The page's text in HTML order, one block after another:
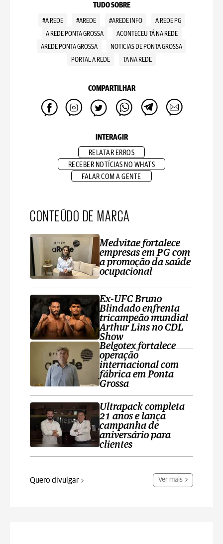
TUDO SOBRE
#A REDE #AREDE #AREDE INFO
A REDE PG
A REDE PONTA GROSSA
ACONTECEU TÁ NA REDE
AREDE PONTA GROSSA
NOTICIAS DE PONTA GROSSA
PORTAL A REDE
TA NA REDE
COMPARTILHAR
INTERAGIR
RELATAR ERROS
RECEBER NOTÍCIAS NO WHATS
FALAR COM A GENTE
CONTEÚDO DE MARCA
Medvitae fortalece
empresas em PG com
a promoção da saúde
ocupacional
Ex-UFC Bruno
Blindado enfrenta
tricampeão mundial
Arthur Lins no CDL
Show
Belgotex fortalece
operação
internacional com
fábrica em Ponta
Grossa
Ultrapack completa
21 anos e lança
campanha de
aniversário para
clientes
Quero divulgar Ver mais